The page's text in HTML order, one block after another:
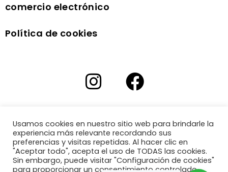
comercio electrónico
Política de cookies
Usamos cookies en nuestro sitio web para brindarle la
experiencia más relevante recordando sus
preferencias y visitas repetidas. Al hacer clic en
"Aceptar todo", acepta el uso de TODAS las cookies.
Sin embargo, puede visitar "Configuración de cookies"
para proporcionar un consentimiento controlado.